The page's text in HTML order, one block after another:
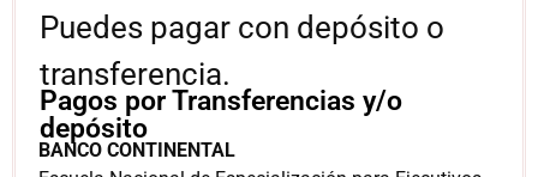
Puedes pagar con depósito o
transferencia.
BANCO CONTINENTAL
Pagos por Transferencias y/o
depósito